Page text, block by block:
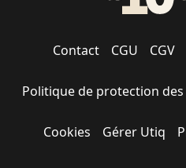
Contact CGU CGV
Politique de protection
Cookies Gérer Utiq